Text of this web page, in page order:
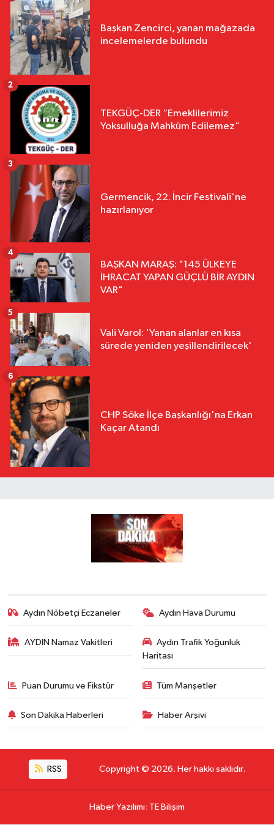
Başkan Zencirci, yanan mağazada
incelemelerde bulundu
TEKGÜÇ-DER “Emeklilerimiz
Yoksulluğa Mahkûm Edilemez”
2
Germencik, 22. İncir Festivali'ne
hazırlanıyor
3
BAŞKAN MARAŞ: "145 ÜLKEYE
İHRACAT YAPAN GÜÇLÜ BİR AYDIN
VAR"
4
Vali Varol: 'Yanan alanlar en kısa
sürede yeniden yeşillendirilecek'
5
CHP Söke İlçe Başkanlığı'na Erkan
Kaçar Atandı
6
Aydın Nöbetçi Eczaneler Aydın Hava Durumu
AYDIN Namaz Vakitleri
Aydın Trafik Yoğunluk
Haritası
Puan Durumu ve Fikstür Tüm Manşetler
Son Dakika Haberleri Haber Arşivi
RSS Copyright © 2026. Her hakkı saklıdır.
Haber Yazılımı: TE Bilişim